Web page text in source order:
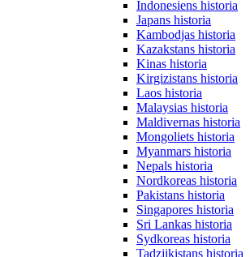
Indonesiens historia
Japans historia
Kambodjas historia
Kazakstans historia
Kinas historia
Kirgizistans historia
Laos historia
Malaysias historia
Maldivernas historia
Mongoliets historia
Myanmars historia
Nepals historia
Nordkoreas historia
Pakistans historia
Singapores historia
Sri Lankas historia
Sydkoreas historia
Tadzjikistans historia